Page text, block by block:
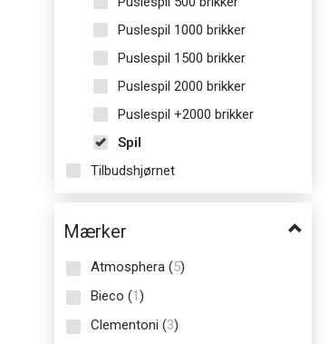
Puslespil 1000 brikker
Puslespil 1500 brikker
Puslespil 2000 brikker
Puslespil +2000 brikker
Spil
Tilbudshjørnet
Mærker
Atmosphera (5)
Bieco (1)
Clementoni (3)